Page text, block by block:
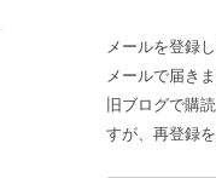
メールを登録
メールで届きま
旧ブログで購
すが、再登録